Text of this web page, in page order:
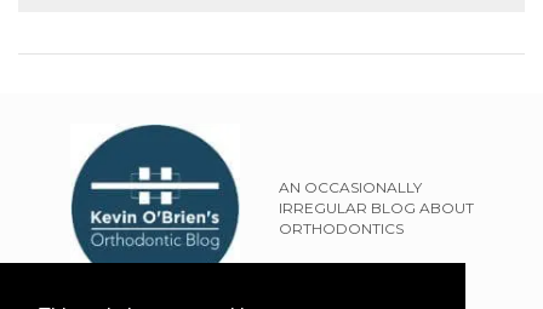
AN OCCASIONALLY
IRREGULAR BLOG ABOUT
ORTHODONTICS